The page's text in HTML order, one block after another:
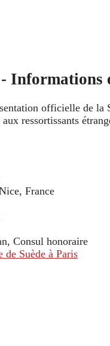
Informations
officielle de la
ressortissants
France
Consul honoraire
de Suède à Paris